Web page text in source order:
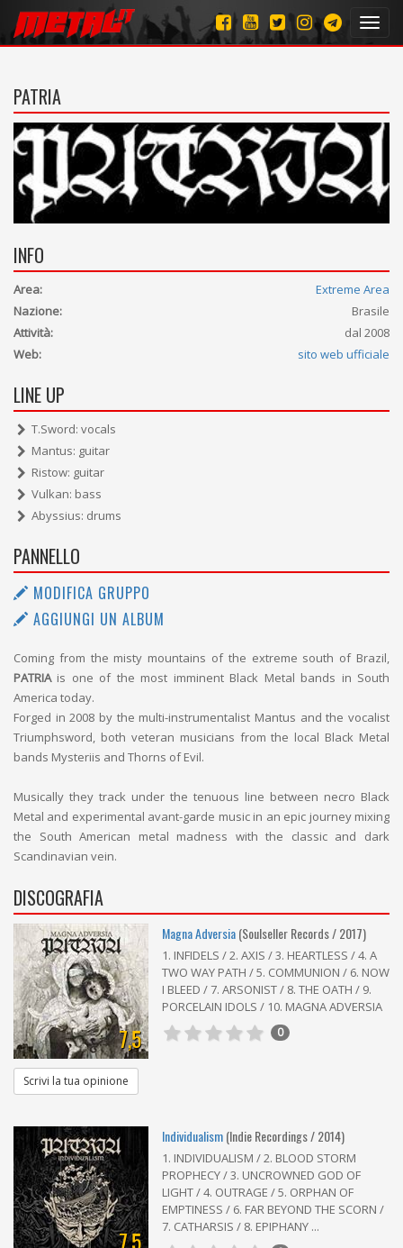
PATRIA
INFO
Area:
Extreme Area
Nazione:
Brasile
Attività:
dal 2008
Web:
sito web ufficiale
LINE UP
T.Sword: vocals
Mantus: guitar
Ristow: guitar
Vulkan: bass
Abyssius: drums
PANNELLO
MODIFICA GRUPPO
AGGIUNGI UN ALBUM
Coming from the misty mountains of the extreme south of Brazil,
PATRIA is one of the most imminent Black Metal bands in South
America today.
Forged in 2008 by the multi-instrumentalist Mantus and the vocalist
Triumphsword, both veteran musicians from the local Black Metal
bands Mysteriis and Thorns of Evil.
Musically they track under the tenuous line between necro Black
Metal and experimental avant-garde music in an epic journey mixing
the South American metal madness with the classic and dark
Scandinavian vein.
DISCOGRAFIA
7,5
Magna Adversia(Soulseller Records / 2017)
1. INFIDELS / 2. AXIS / 3. HEARTLESS / 4. A
TWO WAY PATH / 5. COMMUNION / 6. NOW
I BLEED / 7. ARSONIST / 8. THE OATH / 9.
PORCELAIN IDOLS / 10. MAGNA ADVERSIA
0
Scrivi la tua opinione
7,5
Individualism(Indie Recordings / 2014)
1. INDIVIDUALISM / 2. BLOOD STORM
PROPHECY / 3. UNCROWNED GOD OF
LIGHT / 4. OUTRAGE / 5. ORPHAN OF
EMPTINESS / 6. FAR BEYOND THE SCORN /
7. CATHARSIS / 8. EPIPHANY ...